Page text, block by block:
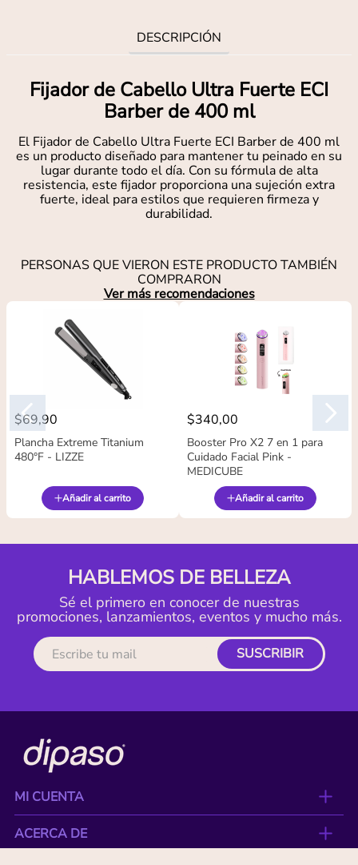
DESCRIPCIÓN
Fijador de Cabello Ultra Fuerte ECI
Barber de 400 ml
El Fijador de Cabello Ultra Fuerte ECI Barber de 400 ml
es un producto diseñado para mantener tu peinado en su
lugar durante todo el día. Con su fórmula de alta
resistencia, este fijador proporciona una sujeción extra
fuerte, ideal para estilos que requieren firmeza y
durabilidad.
PERSONAS QUE VIERON ESTE PRODUCTO TAMBIÉN
COMPRARON
Ver más recomendaciones
$69,90
Plancha Extreme Titanium
480°F - LIZZE
Añadir al carrito
$340,00
Booster Pro X2 7 en 1 para
Cuidado Facial Pink -
MEDICUBE
Añadir al carrito
HABLEMOS DE BELLEZA
Sé el primero en conocer de nuestras
promociones, lanzamientos, eventos y mucho más.
SUSCRIBIR
MI CUENTA
ACERCA DE